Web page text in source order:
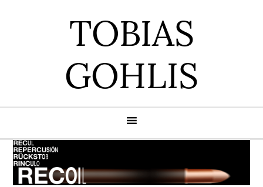
TOBIAS
GOHLIS